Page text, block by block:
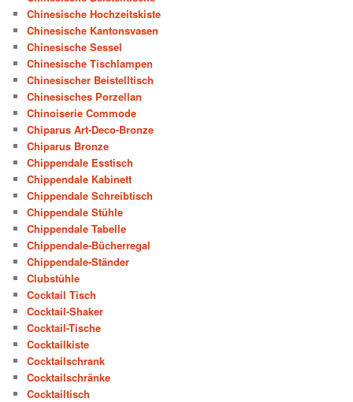
Chinesische Hochzeitskiste
Chinesische Kantonsvasen
Chinesische Sessel
Chinesische Tischlampen
Chinesischer Beistelltisch
Chinesisches Porzellan
Chinoiserie Commode
Chiparus Art-Deco-Bronze
Chiparus Bronze
Chippendale Esstisch
Chippendale Kabinett
Chippendale Schreibtisch
Chippendale Stühle
Chippendale Tabelle
Chippendale-Bücherregal
Chippendale-Ständer
Clubstühle
Cocktail Tisch
Cocktail-Shaker
Cocktail-Tische
Cocktailkiste
Cocktailschrank
Cocktailschränke
Cocktailtisch